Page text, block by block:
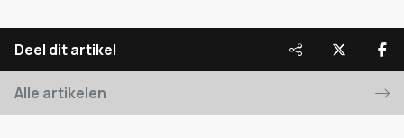
Deel dit artikel
Alle artikelen